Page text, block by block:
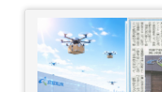
いです！
とうございました！